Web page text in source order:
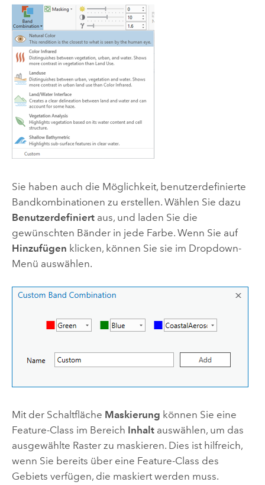
Sie haben auch die Möglichkeit, benutzerdefinierte
Bandkombinationen zu erstellen. Wählen Sie dazu
Benutzerdefiniertaus, und laden Sie die
gewünschten Bänder in jede Farbe. Wenn Sie auf
Hinzufügen klicken, können Sie sie im Dropdown-
Menü auswählen.
Mit der Schaltfläche Maskierung können Sie eine
Feature-Class im Bereich Inhaltauswählen, um das
ausgewählte Raster zu maskieren. Dies ist hilfreich,
wenn Sie bereits über eine Feature-Class des
Gebiets verfügen, die maskiert werden muss.